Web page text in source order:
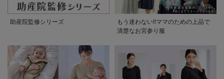
助産院監修シリーズ
もう迷わない!!ママのための上品で
清楚なお宮参り服